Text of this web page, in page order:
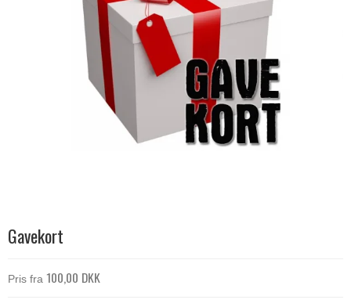
Gavekort
Pris fra 100,00 DKK